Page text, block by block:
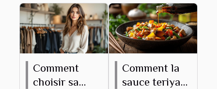
Comment
choisir sa
Comment la
sauce teriyaki